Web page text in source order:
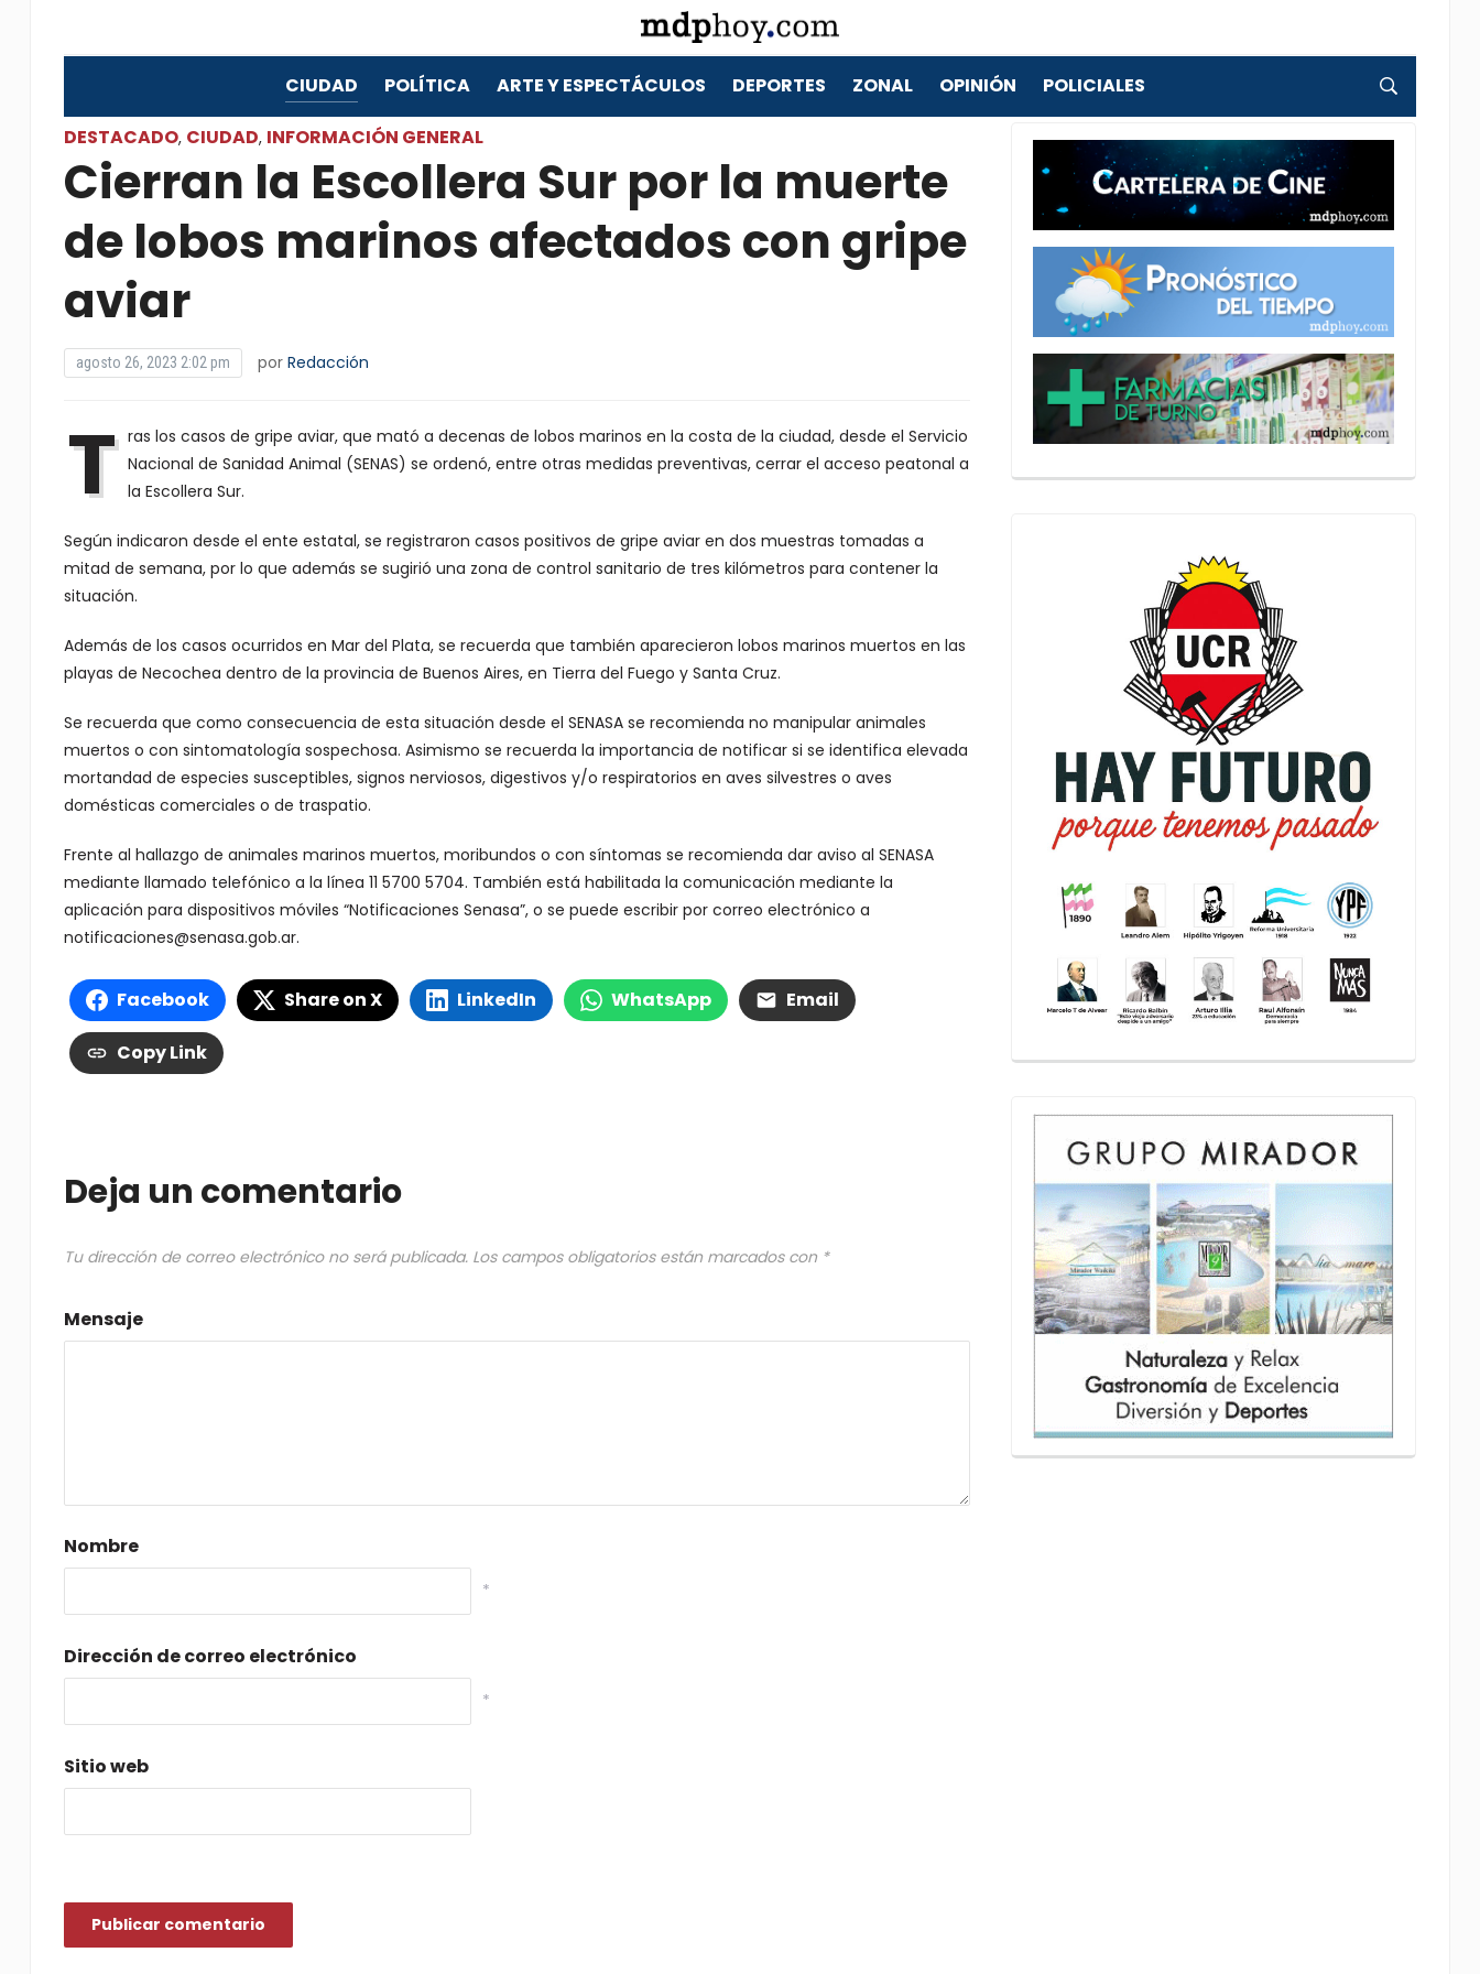
CIUDAD POLÍTICA ARTE Y ESPECTÁCULOS DEPORTES ZONAL OPINIÓN POLICIALES
DESTACADO, CIUDAD, INFORMACIÓN GENERAL
Cierran la Escollera Sur por la muerte
de lobos marinos afectados con gripe
aviar
agosto 26, 2023 2:02 pm por Redacción
T ras los casos de gripe aviar, que mató a decenas de lobos marinos en la costa de la ciudad, desde el Servicio
Nacional de Sanidad Animal (SENAS) se ordenó, entre otras medidas preventivas, cerrar el acceso peatonal a
la Escollera Sur.
Según indicaron desde el ente estatal, se registraron casos positivos de gripe aviar en dos muestras tomadas a
mitad de semana, por lo que además se sugirió una zona de control sanitario de tres kilómetros para contener la
situación.
Además de los casos ocurridos en Mar del Plata, se recuerda que también aparecieron lobos marinos muertos en las
playas de Necochea dentro de la provincia de Buenos Aires, en Tierra del Fuego y Santa Cruz.
Se recuerda que como consecuencia de esta situación desde el SENASA se recomienda no manipular animales
muertos o con sintomatología sospechosa. Asimismo se recuerda la importancia de notificar si se identifica elevada
mortandad de especies susceptibles, signos nerviosos, digestivos y/o respiratorios en aves silvestres o aves
domésticas comerciales o de traspatio.
Frente al hallazgo de animales marinos muertos, moribundos o con síntomas se recomienda dar aviso al SENASA
mediante llamado telefónico a la línea 11 5700 5704. También está habilitada la comunicación mediante la
aplicación para dispositivos móviles “Notificaciones Senasa”, o se puede escribir por correo electrónico a
notificaciones@senasa.gob.ar.
Facebook Share on X LinkedIn WhatsApp Email
Copy Link
Deja un comentario
Tu dirección de correo electrónico no será publicada. Los campos obligatorios están marcados con *
Mensaje
Nombre
*
Dirección de correo electrónico
*
Sitio web